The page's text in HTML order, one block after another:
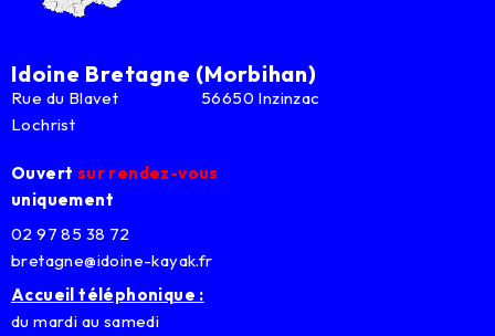
Idoine Bretagne (Morbihan)
Rue du Blavet 56650 Inzinzac
Lochrist
Ouvert sur rendez-vous
uniquement
02 97 85 38 72
bretagne@idoine-kayak.fr
Accueil téléphonique :
du mardi au samedi